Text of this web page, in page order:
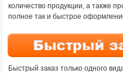
количество продукции, а также
полное так и быстрое
Быстрый заказ только одного